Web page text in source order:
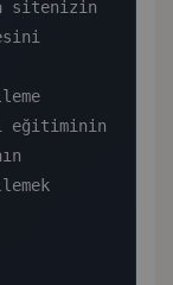
sitenizin
eğitiminin